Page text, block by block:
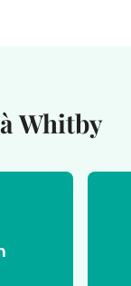
Whitby